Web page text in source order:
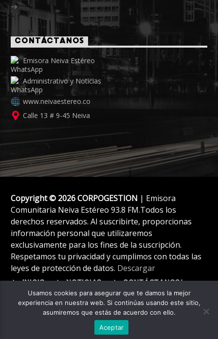
CONTÁCTANOS
Emisora Neiva Estéreo
Administrativo y Noticias
www.neivaestereo.co
Calle 13 # 9-45 Neiva
Copyright © 2026 CORPOGESTION | Emisora
Comunitaria Neiva Estéreo 93.8 FM.Todos los
derechos reservados. Al suscribirte, proporcionas
información personal que utilizaremos
exclusivamente para los fines de la suscripción.
Respetamos tu privacidad y cumplimos con todas las
leyes de protección de datos. Descargar
INICIO NOTICIAS CONTÁCTANOS!
Usamos cookies para asegurar que te damos la mejor
experiencia en nuestra web. Si continúas usando este sitio,
asumiremos que estás de acuerdo con ello.
Aceptar